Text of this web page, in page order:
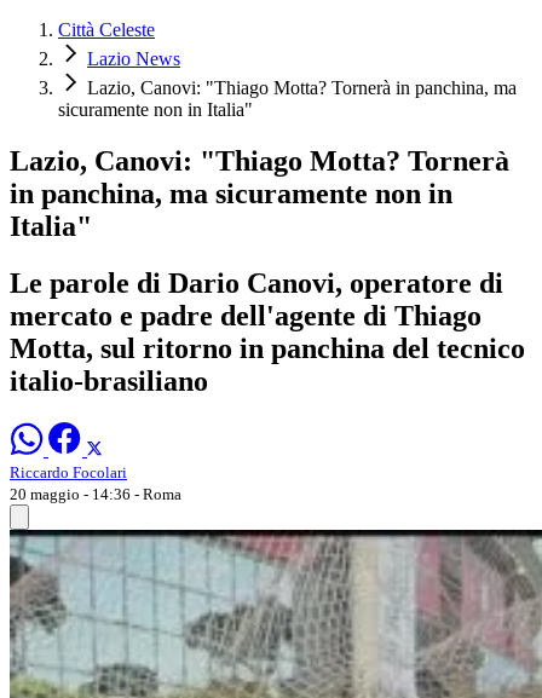
Città Celeste
Lazio News
Lazio, Canovi: "Thiago Motta? Tornerà in panchina, ma
sicuramente non in Italia"
Lazio, Canovi: "Thiago Motta? Tornerà
in panchina, ma sicuramente non in
Italia"
Le parole di Dario Canovi, operatore di
mercato e padre dell'agente di Thiago
Motta, sul ritorno in panchina del tecnico
italio-brasiliano
Riccardo Focolari
20 maggio - 14:36 - Roma